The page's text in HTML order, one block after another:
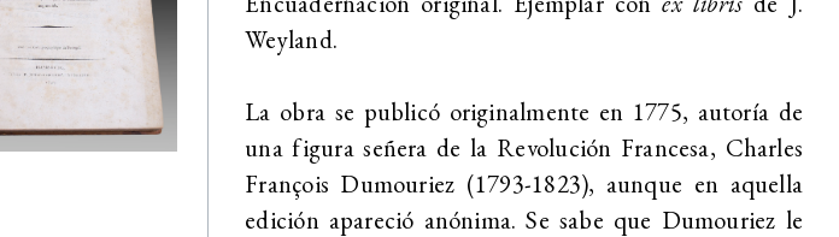
Weyland.
La obra se publicó originalmente en 1775, autoría de
una figura señera de la Revolución Francesa, Charles
François Dumouriez (1793-1823), aunque en aquella
edición apareció anónima. Se sabe que Dumouriez le